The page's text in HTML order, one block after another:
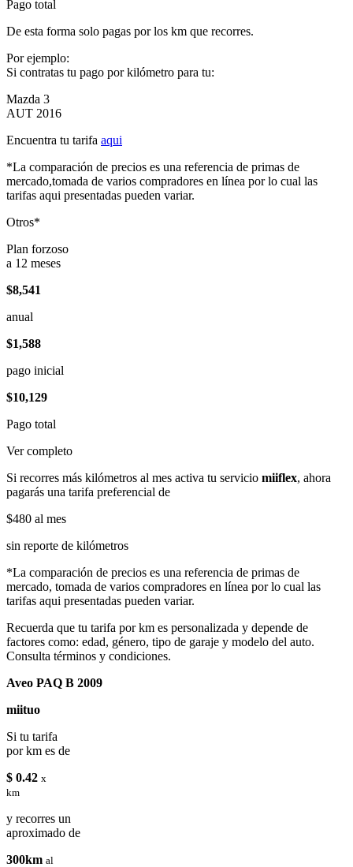
Pago total
De esta forma solo pagas por los km que recorres.
Por ejemplo:
Si contratas tu pago por kilómetro para tu:
Mazda 3
AUT 2016
Encuentra tu tarifa aqui
*La comparación de precios es una referencia de primas de
mercado,tomada de varios compradores en línea por lo cual las
tarifas aqui presentadas pueden variar.
Otros*
Plan forzoso
a 12 meses
$8,541
anual
$1,588
pago inicial
$10,129
Pago total
Ver completo
Si recorres más kilómetros al mes activa tu servicio miiflex, ahora
pagarás una tarifa preferencial de
$480 al mes
sin reporte de kilómetros
*La comparación de precios es una referencia de primas de
mercado, tomada de varios compradores en línea por lo cual las
tarifas aqui presentadas pueden variar.
Recuerda que tu tarifa por km es personalizada y depende de
factores como: edad, género, tipo de garaje y modelo del auto.
Consulta términos y condiciones.
Aveo PAQ B 2009
miituo
Si tu tarifa
por km es de
$ 0.42 x
km
y recorres un
aproximado de
300km al